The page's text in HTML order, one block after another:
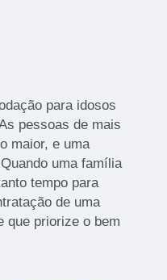
para idosos
pessoas de mais
maior, e uma
uma família
tempo para
de uma
que priorize o bem